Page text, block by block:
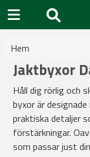
Hem
Jaktbyxor
Håll dig rörlig och
byxor är
praktiska detaljer
förstärkningar.
som passar just